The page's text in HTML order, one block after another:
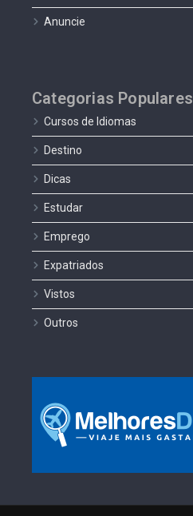
Anuncie
Categorias Populares
Cursos de Idiomas
Destino
Dicas
Estudar
Emprego
Expatriados
Vistos
Outros